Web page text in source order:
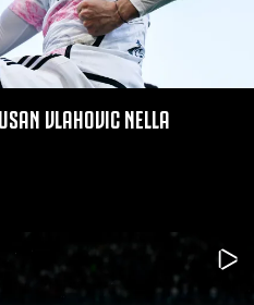
VLAHOVIC NELLA